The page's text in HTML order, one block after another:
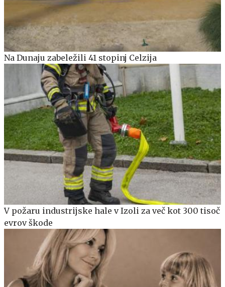
Na Dunaju zabeležili 41 stopinj Celzija
V požaru industrijske hale v Izoli za več kot 300 tisoč
evrov škode